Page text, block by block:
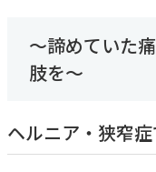
～諦めていた
肢を～
ヘルニア・狭窄